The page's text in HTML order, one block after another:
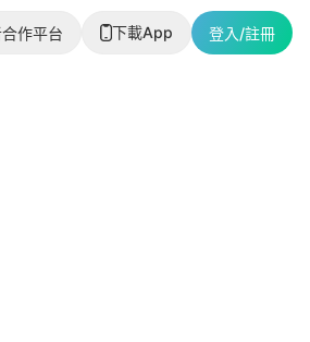
作平台 下載App 登入/註冊